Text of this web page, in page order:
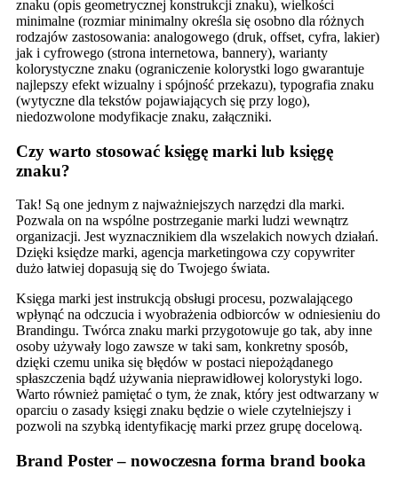
znaku (opis geometrycznej konstrukcji znaku), wielkości
minimalne (rozmiar minimalny określa się osobno dla różnych
rodzajów zastosowania: analogowego (druk, offset, cyfra, lakier)
jak i cyfrowego (strona internetowa, bannery), warianty
kolorystyczne znaku (ograniczenie kolorystki logo gwarantuje
najlepszy efekt wizualny i spójność przekazu), typografia znaku
(wytyczne dla tekstów pojawiających się przy logo),
niedozwolone modyfikacje znaku, załączniki.
Czy warto stosować księgę marki lub księgę
znaku?
Tak! Są one jednym z najważniejszych narzędzi dla marki.
Pozwala on na wspólne postrzeganie marki ludzi wewnątrz
organizacji. Jest wyznacznikiem dla wszelakich nowych działań.
Dzięki księdze marki, agencja marketingowa czy copywriter
dużo łatwiej dopasują się do Twojego świata.
Księga marki jest instrukcją obsługi procesu, pozwalającego
wpłynąć na odczucia i wyobrażenia odbiorców w odniesieniu do
Brandingu. Twórca znaku marki przygotowuje go tak, aby inne
osoby używały logo zawsze w taki sam, konkretny sposób,
dzięki czemu unika się błędów w postaci niepożądanego
spłaszczenia bądź używania nieprawidłowej kolorystyki logo.
Warto również pamiętać o tym, że znak, który jest odtwarzany w
oparciu o zasady księgi znaku będzie o wiele czytelniejszy i
pozwoli na szybką identyfikację marki przez grupę docelową.
Brand Poster – nowoczesna forma brand booka